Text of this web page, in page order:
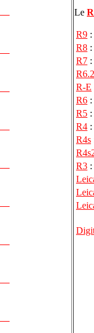
Le
R9 :
R8 :
R7 :
R6.2
R-E
R6 :
R5 :
R4 :
R4s
R3 :